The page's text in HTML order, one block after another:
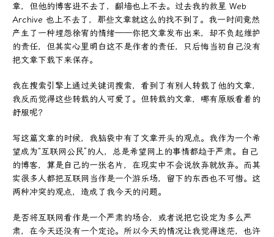
章，但他的博客进不去了，翻墙也上不去。过去我的救星 Web
Archive 也上不去了，那些文章就这么的找不到了。我一时间竟然
产生了一种埋怨徐宥的情绪——你把文章发布出来，却不负起维护
的责任，但其实心里明白这不是作者的责任，只后悔当初自己没有
把文章下载下来保存。
我在搜索引擎上通过关键词搜索，看到了有别人转载了他的文章，
我反而觉得这些转载的人可爱了。但转载的文章，哪有原版看着的
舒服呢？
写这篇文章的时候，我脑袋中有了文章开头的观点。我作为一个希
望成为“互联网公民”的人，总是希望网上的事情都趋于严肃。自己
的博客，算是自己的一张名片，在现实中不会说放弃就放弃。而其
实很多人都把互联网当作是一个游乐场，留下的东西也不可惜。这
两种冲突的观点，造成了我今天的问题。
是否将互联网看作是一个严肃的场合，或者说把它设定为多么严
肃，在今天还没有一个定论。所以今天的情况让我觉得迷茫，也许